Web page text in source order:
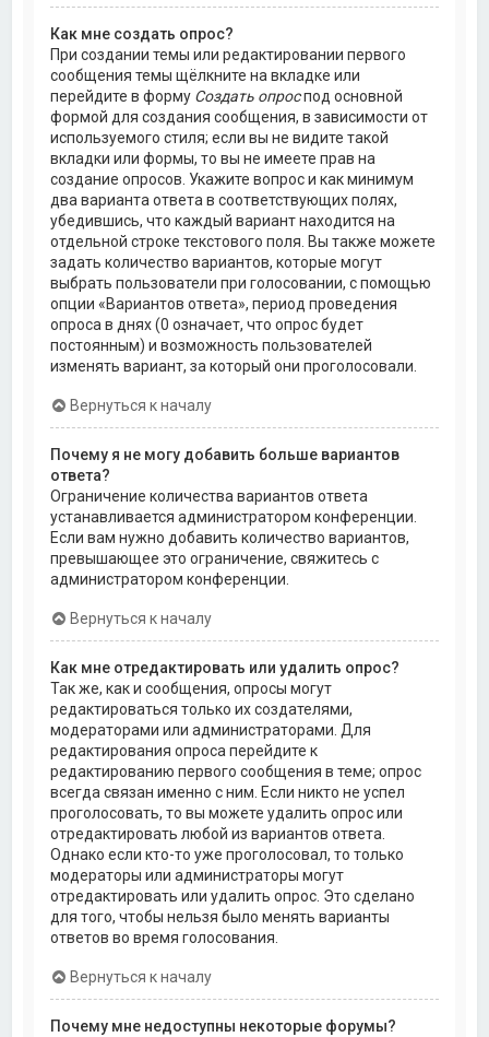
Как мне создать опрос?
При создании темы или редактировании первого
сообщения темы щёлкните на вкладке или
перейдите в форму Создать опроспод основной
формой для создания сообщения, в зависимости от
используемого стиля; если вы не видите такой
вкладки или формы, то вы не имеете прав на
создание опросов. Укажите вопрос и как минимум
два варианта ответа в соответствующих полях,
убедившись, что каждый вариант находится на
отдельной строке текстового поля. Вы также можете
задать количество вариантов, которые могут
выбрать пользователи при голосовании, с помощью
опции «Вариантов ответа», период проведения
опроса в днях (0 означает, что опрос будет
постоянным) и возможность пользователей
изменять вариант, за который они проголосовали.
Вернуться к началу
Почему я не могу добавить больше вариантов
ответа?
Ограничение количества вариантов ответа
устанавливается администратором конференции.
Если вам нужно добавить количество вариантов,
превышающее это ограничение, свяжитесь с
администратором конференции.
Вернуться к началу
Как мне отредактировать или удалить опрос?
Так же, как и сообщения, опросы могут
редактироваться только их создателями,
модераторами или администраторами. Для
редактирования опроса перейдите к
редактированию первого сообщения в теме; опрос
всегда связан именно с ним. Если никто не успел
проголосовать, то вы можете удалить опрос или
отредактировать любой из вариантов ответа.
Однако если кто-то уже проголосовал, то только
модераторы или администраторы могут
отредактировать или удалить опрос. Это сделано
для того, чтобы нельзя было менять варианты
ответов во время голосования.
Вернуться к началу
Почему мне недоступны некоторые форумы?